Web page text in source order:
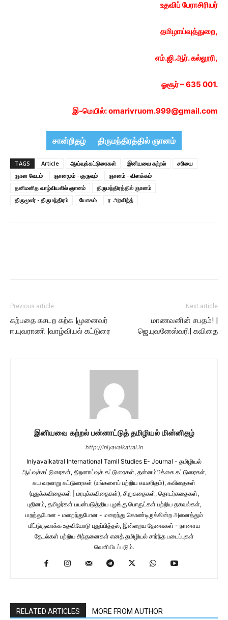
உதவிப் பேராசிரியர்
தமிழாய்வுத்துறை,
எம்.ஜி.ஆர். கல்லூரி,
ஓசூர் – 635 001.
இ-மெயில்:omarivruom.999@gmail.com
சான்றிதழ் திருமந்திரத்தில் ஞானம்
TAGS Article ஆய்வுக்கட்டுரைகள் இனியவை கற்றல்
சரியை
ஞான வேடம்
ஞானமும் - குருவும்
ஞானம் - விளக்கம்
தனிமனித வாழ்வியலில் ஞானம்
திருமந்திரத்தில் ஞானம்
திருமூலர் - திருமந்திரம்
யோகம் ர. அரவிந்த்
Previous article
கற்பதை கசடற கற்க |முனைவர்
ஈ.யுவராணி |வாழ்வியல் கட்டுரை
Next article
மாணவனின் சபதம்! |
ஜெ.புவனேஸ்வரி| கவிதை
இனியவை கற்றல் பன்னாட்டுத் தமிழியல் மின்னிதழ்
http://iniyavaikatral.in
Iniyavaikatral International Tamil Studies E- Journal - தமிழியல்
ஆய்வுக்கட்டுரைகள், திறனாய்வுக் கட்டுரைகள், தன்னம்பிக்கை கட்டுரைகள்,
சுய வரலாறு கட்டுரைகள் (உங்களைப் பற்றிய சுயசரிதம்), கவிதைகள்
(புதுக்கவிதைகள் | மரபுக்கவிதைகள்), சிறுகதைகள், தொடர்கதைகள்,
புதினம், தமிழர்கள் பயன்படுத்திய புழங்கு பொருட்கள் பற்றிய தகவல்கள்,
மறந்துபோன - மறைந்துபோன - மறைந்து கொண்டிருக்கின்ற அனைத்தும்
மீட்டுருவாக்க உதவியோடு புதுப்பித்தல், இன்றைய தேவைகள் - நாளைய
தேடல்கள் பற்றிய சிந்தனைகள் எனத் தமிழியல் சார்ந்த படைப்புகள்
வெளியிடப்படும்.
RELATED ARTICLES MORE FROM AUTHOR